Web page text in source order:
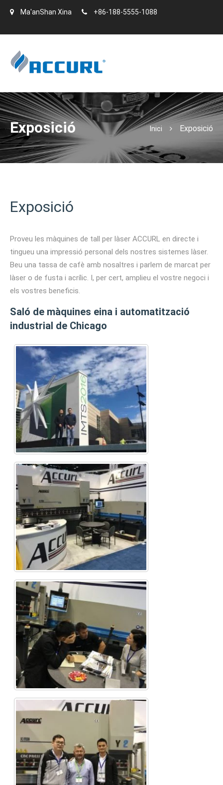
Ma'anShan Xina +86-188-5555-1088
Exposició Inici Exposició
Exposició
Proveu les màquines de tall per làser ACCURL en directe i
tingueu una impressió personal dels nostres sistemes làser.
Beu una tassa de cafè amb nosaltres i parlem de marcat per
làser o de fusta i acrílic. I, per cert, amplieu el vostre negoci i
els vostres beneficis.
Saló de màquines eina i automatització
industrial de Chicago